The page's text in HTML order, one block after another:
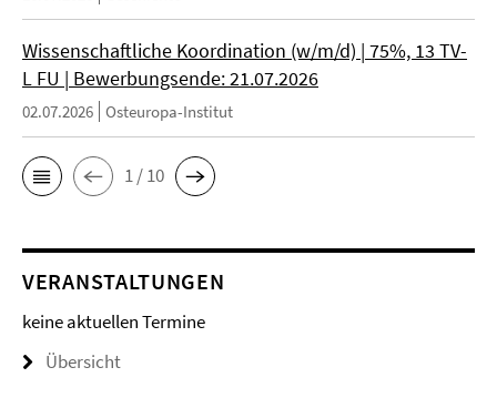
Wissenschaftliche Koordination (w/m/d) | 75%, 13 TV-
L FU | Bewerbungsende: 21.07.2026
02.07.2026 Osteuropa-Institut
1 / 10
VERANSTALTUNGEN
keine aktuellen Termine
Übersicht